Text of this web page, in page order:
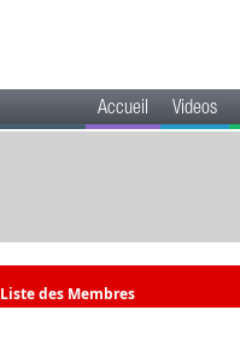
Accueil Videos
Liste des Membres